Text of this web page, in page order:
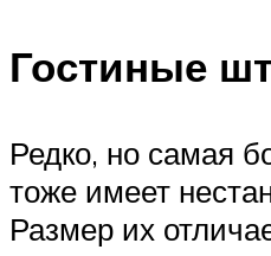
Гостиные
Редко, но самая
тоже имеет
Размер их